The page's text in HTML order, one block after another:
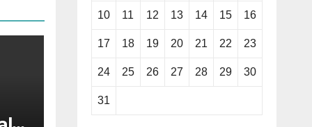
10 11 12 13 14 15 16
17 18 19 20 21 22 23
24 25 26 27 28 29 30
31